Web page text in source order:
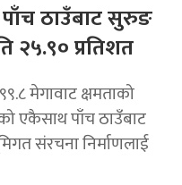
ठाउँबाट सुरुङ
२५.९० प्रतिशत
मेगावाट क्षमताको
एकैसाथ पाँच ठाउँबाट
संरचना निर्माणलाई